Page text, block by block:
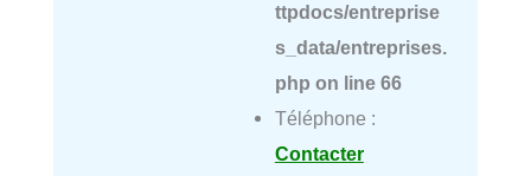
ttpdocs/entreprise
s_data/entreprises.
php on line 66
Téléphone :
Contacter